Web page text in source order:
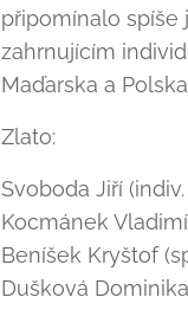
připomínalo spíše
zahrnujícím
Maďarska a
Zlato:
Svoboda Jiří
Kocmánek
Beníšek Kryštof
Dušková